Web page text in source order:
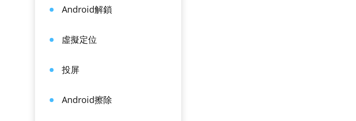
Android解鎖
虛擬定位
投屏
Android擦除